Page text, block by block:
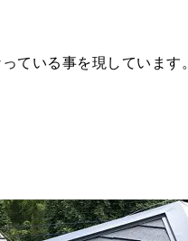
ている事を現しています。